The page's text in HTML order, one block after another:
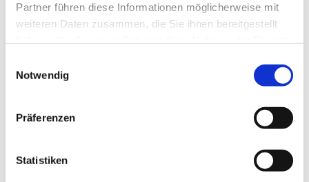
Partner führen diese Informationen möglicherweise mit
weiteren Daten zusammen, die Sie ihnen bereitgestellt
Notwendig
Präferenzen
Statistiken
Dies könnte Sie auch